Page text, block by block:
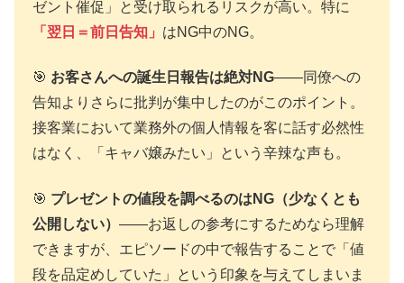
ゼント催促」と受け取られるリスクが高い。特に
「翌日＝前日告知」 はNG中のNG。
🎯 お客さんへの誕生日報告は絶対NG――同僚への
告知よりさらに批判が集中したのがこのポイント。
接客業において業務外の個人情報を客に話す必然性
はなく、「キャバ嬢みたい」という辛辣な声も。
🎯 プレゼントの値段を調べるのはNG（少なくとも
公開しない） ――お返しの参考にするためなら理解
できますが、エピソードの中で報告することで「値
段を品定めしていた」という印象を与えてしまいま